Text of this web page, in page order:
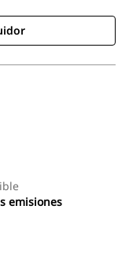
emisiones